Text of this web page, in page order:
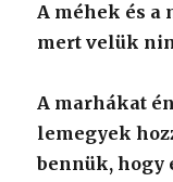
A méhek és a
mert velük
A marhákat
lemegyek
bennük, hogy